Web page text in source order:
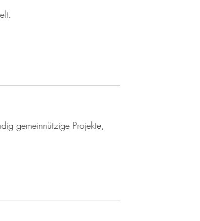
gemeinnützige Projekte,